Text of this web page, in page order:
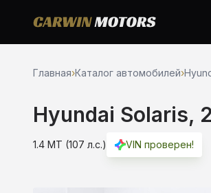
Главная›Каталог автомобилей›
Hyundai Solaris,
1.4 MT (107 л.с.) VIN проверен!